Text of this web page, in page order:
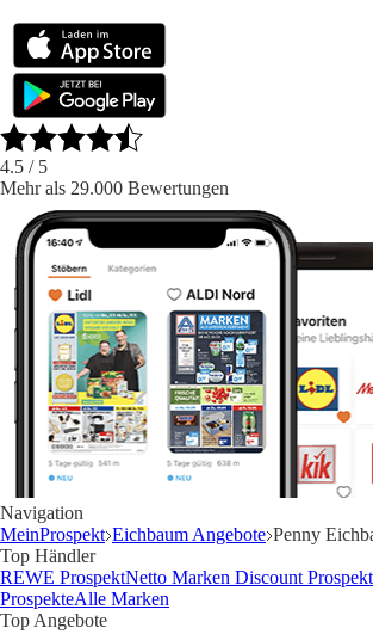
4.5 / 5
Mehr als 29.000 Bewertungen
Navigation
MeinProspekt Eichbaum Angebote Penny
Top Händler
REWE ProspektNetto Marken Discount
ProspekteAlle Marken
Top Angebote